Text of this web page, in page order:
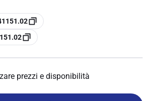
prezzi e disponibilità